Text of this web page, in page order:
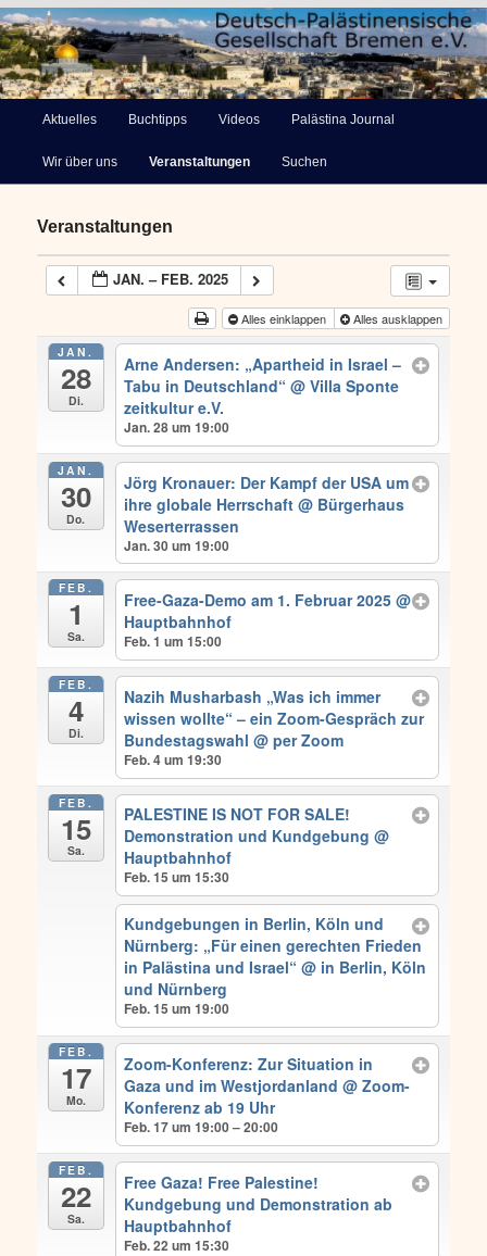
Deutsch-Palästinensische
Zum
primären
springen
Aktuelles Buchtipps Videos Palästina Journal
Wir über uns Veranstaltungen Suchen
Veranstaltungen
JAN. – FEB. 2025
Alles einklappen Alles ausklappen
JAN.
28
Di.
Arne Andersen: „Apartheid in Israel –
Tabu in Deutschland“@ Villa Sponte
zeitkultur e.V.
Jan. 28 um 19:00
JAN.
30
Do.
Jörg Kronauer: Der Kampf der USA um
ihre globale Herrschaft@ Bürgerhaus
Weserterrassen
Jan. 30 um 19:00
FEB.
1
Sa.
Free-Gaza-Demo am 1. Februar 2025@
Hauptbahnhof
Feb. 1 um 15:00
FEB.
4
Di.
Nazih Musharbash „Was ich immer
wissen wollte“ – ein Zoom-Gespräch zur
Bundestagswahl@ per Zoom
Feb. 4 um 19:30
FEB.
15
Sa.
PALESTINE IS NOT FOR SALE!
Demonstration und Kundgebung@
Hauptbahnhof
Feb. 15 um 15:30
Kundgebungen in Berlin, Köln und
Nürnberg: „Für einen gerechten Frieden
in Palästina und Israel“@ in Berlin, Köln
und Nürnberg
Feb. 15 um 19:00
FEB.
17
Mo.
Zoom-Konferenz: Zur Situation in
Gaza und im Westjordanland@ Zoom-
Konferenz ab 19 Uhr
Feb. 17 um 19:00 – 20:00
FEB.
22
Sa.
Free Gaza! Free Palestine!
Kundgebung und Demonstration ab
Hauptbahnhof
Feb. 22 um 15:30